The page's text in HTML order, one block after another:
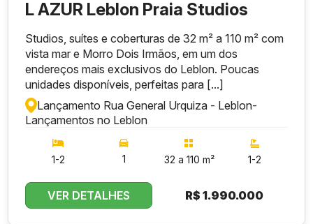
L AZUR Leblon Praia Studios
Studios, suítes e coberturas de 32 m² a 110 m² com
vista mar e Morro Dois Irmãos, em um dos
endereços mais exclusivos do Leblon. Poucas
unidades disponíveis, perfeitas para [...]
Lançamento Rua General Urquiza - Leblon-
Lançamentos no Leblon
1-2 1 32 a 110 m² 1-2
VER DETALHES R$ 1.990.000